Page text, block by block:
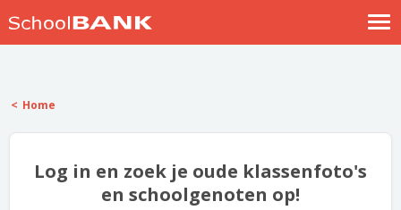
Help
Home
Log in en zoek je oude klassenfoto's
en schoolgenoten op!